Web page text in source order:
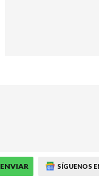
ENVIAR SÍGUENOS